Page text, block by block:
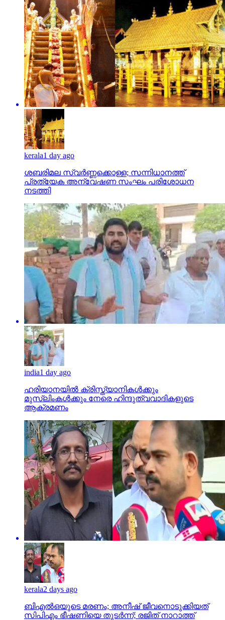
kerala1 day ago
ശബരിമല സ്വര്‍ണ്ണക്കൊള്ള; സന്നിധാനത്ത്
പ്രത്യേക അന്വേഷണ സംഘം പരിശോധന
നടത്തി
india1 day ago
ഹരിയാനയില്‍ ക്രിസ്ത്യാനികള്‍ക്കും
മുസ്‌ലിംകള്‍ക്കും നേരെ ഹിന്ദുത്വവാദികളുടെ
ആക്രമണം
kerala2 days ago
ബിഎല്‍ഒയുടെ മരണം; അനീഷ് ജീവനൊടുക്കിയത്
സിപിഎം ഭീഷണിയെ തുടര്‍ന്ന്; രജിത് നാറാത്ത്